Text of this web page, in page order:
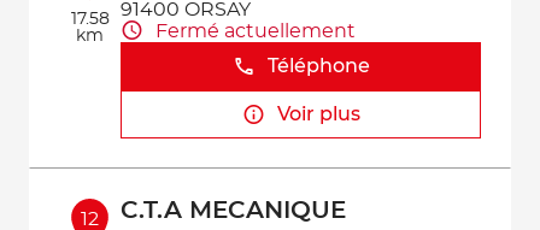
17.58
km
91400 ORSAY
Fermé actuellement
Téléphone
Voir plus
12 C.T.A MECANIQUE